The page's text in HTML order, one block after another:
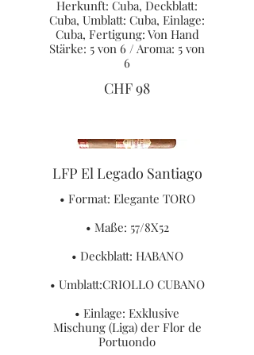
Herkunft: Cuba, Deckblatt:
Cuba, Umblatt: Cuba, Einlage:
Cuba, Fertigung: Von Hand
Stärke: 5 von 6 / Aroma: 5 von
6
CHF 98
LFP El Legado Santiago
• Format: Elegante TORO
• Maße: 57/8X52
• Deckblatt: HABANO
• Umblatt:CRIOLLO CUBANO
• Einlage: Exklusive
Mischung (Liga) der Flor de
Portuondo